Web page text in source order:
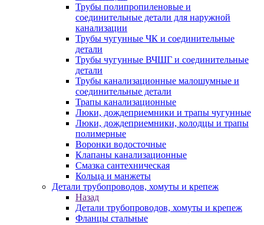
Трубы полипропиленовые и
соединительные детали для наружной
канализации
Трубы чугунные ЧК и соединительные
детали
Трубы чугунные ВЧШГ и соединительные
детали
Трубы канализационные малошумные и
соединительные детали
Трапы канализационные
Люки, дождеприемники и трапы чугунные
Люки, дождеприемники, колодцы и трапы
полимерные
Воронки водосточные
Клапаны канализационные
Смазка сантехническая
Кольца и манжеты
Детали трубопроводов, хомуты и крепеж
Назад
Детали трубопроводов, хомуты и крепеж
Фланцы стальные